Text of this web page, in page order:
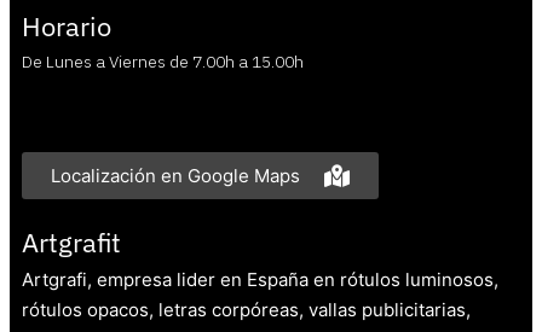
Horario
De Lunes a Viernes de 7.00h a 15.00h
Localización en Google Maps
Artgrafit
Artgrafi, empresa lider en España en rótulos luminosos,
rótulos opacos, letras corpóreas, vallas publicitarias,